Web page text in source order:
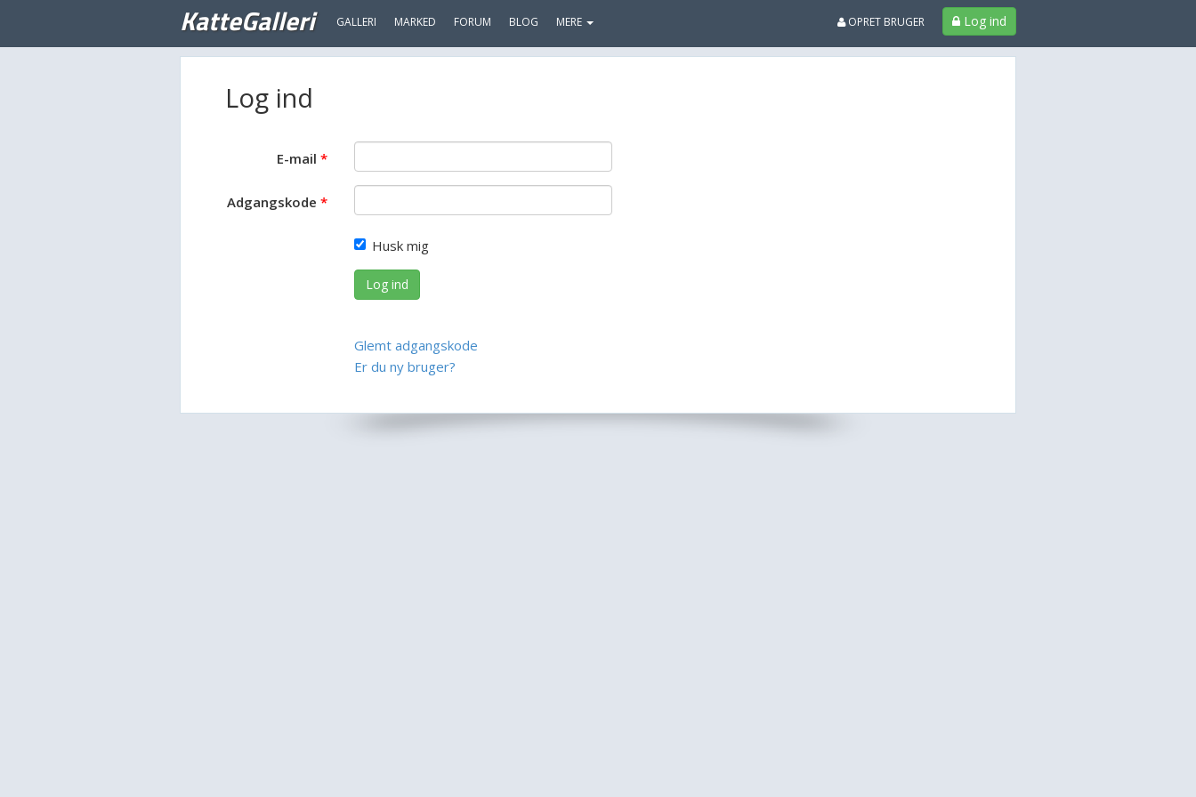
KatteGalleri GALLERI MARKED FORUM BLOG MERE Log ind
OPRET BRUGER
Log ind
E-mail
Adgangskode
Husk mig
Log ind
Glemt adgangskode
Er du ny bruger?